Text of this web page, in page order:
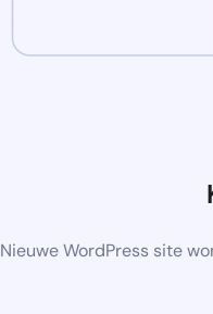
Nieuwe WordPress site